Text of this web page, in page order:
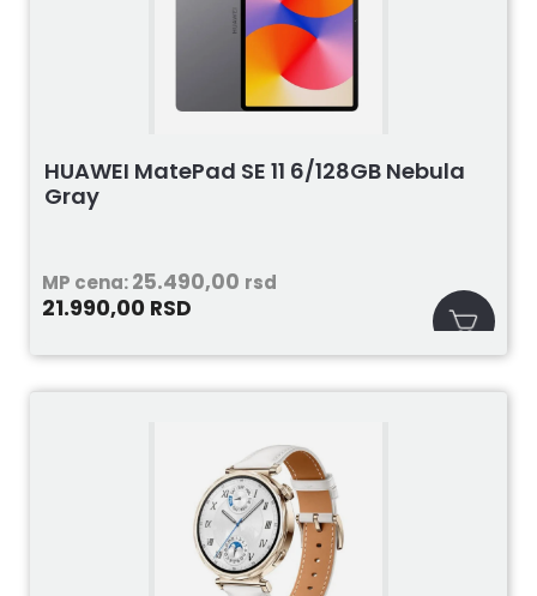
HUAWEI MatePad SE 11 6/128GB Nebula
Gray
MP cena:25.490,00 rsd
21.990,00 RSD